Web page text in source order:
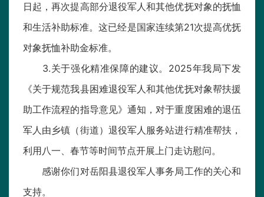
日起，再次提高部分退役军人和其他优抚对象的抚恤
和生活补助标准。这已经是国家连续第21次提高优抚
对象抚恤补助金标准。
3.关于强化精准保障的建议。2025年我局下发
《关于规范我县困难退役军人和其他优抚对象帮扶援
助工作流程的指导意见》通知，对于重度困难的退伍
军人由乡镇（街道）退役军人服务站进行精准帮扶，
利用八一、春节等时间节点开展上门走访慰问。
感谢你们对岳阳县退役军人事务局工作的关心和
支持。